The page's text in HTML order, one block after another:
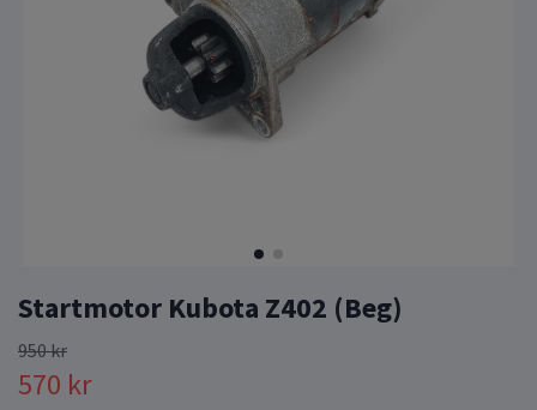
Startmotor Kubota Z402 (Beg)
950 kr
570 kr